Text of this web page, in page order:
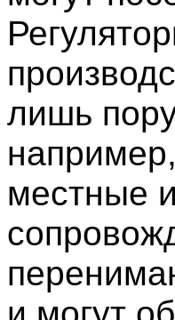
лишь
местные